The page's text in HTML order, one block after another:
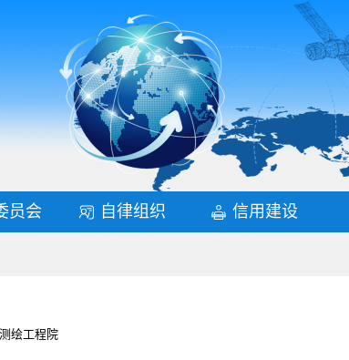
员会 自律组织 信用建设
绘工程院